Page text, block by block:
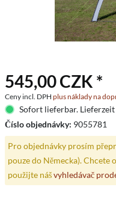
545,00 CZK *
Ceny incl. DPH plus náklady na
Sofort lieferbar. Lieferzeit
Číslo objednávky: 9055781
Pro objednávky prosím
pouze do Německa). Chcete
použijte nášvyhledávač